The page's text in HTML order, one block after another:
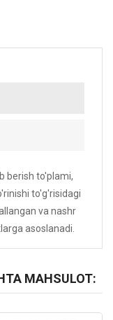
berish to'plami,
to'g'risidagi
va nashr
asoslanadi.
MAHSULOT: